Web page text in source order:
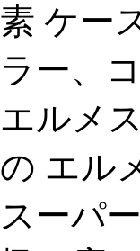
素 ケー
ラー、
エルメ
の エル
スーパ